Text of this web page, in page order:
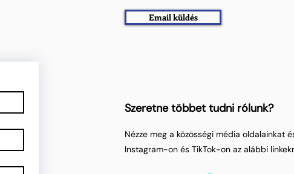
Email küldés
Szeretne többet tudni rólunk?
Nézze meg a közösségi média oldalainkat
Instagram-on és TikTok-on az alábbi